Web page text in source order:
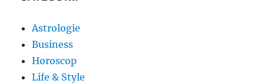
Astrologie
Business
Horoscop
Life & Style